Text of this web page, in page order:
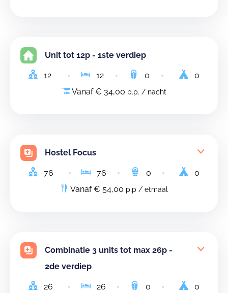
Unit tot 12p - 1ste verdiep
12 12 0
0
Vanaf € 34,00 p.p. / nacht
Hostel Focus
76 76 0
0
Vanaf € 54,00 p.p / etmaal
Combinatie 3 units tot max 26p -
2de verdiep
26 26 0
0